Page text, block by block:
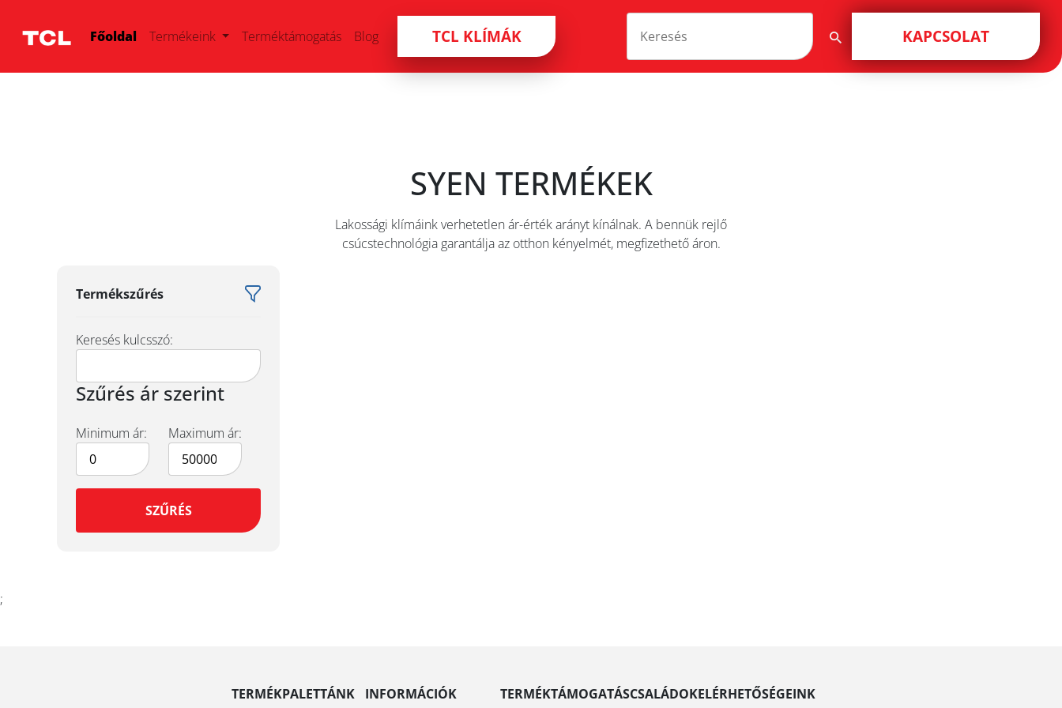
Főoldal Termékeink Terméktámogatás Blog TCL KLÍMÁK KAPCSOLAT
SYEN TERMÉKEK
Lakossági klímáink verhetetlen ár-érték arányt kínálnak. A bennük rejlő
csúcstechnológia garantálja az otthon kényelmét, megfizethető áron.
Termékszűrés
Keresés kulcsszó:
Szűrés ár szerint
Minimum ár: Maximum ár:
SZŰRÉS
;
TERMÉKPALETTÁNK INFORMÁCIÓK TERMÉKTÁMOGATÁSCSALÁDOKELÉRHETŐSÉGEINK